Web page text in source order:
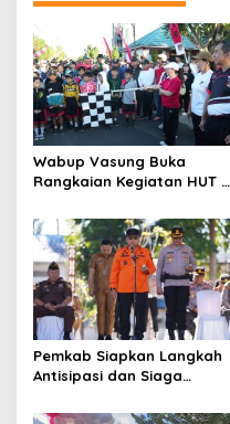
Wabup Vasung Buka
Rangkaian Kegiatan HUT RI
Tompaso Raya
Pemkab Siapkan Langkah
Antisipasi dan Siaga
Minahasa